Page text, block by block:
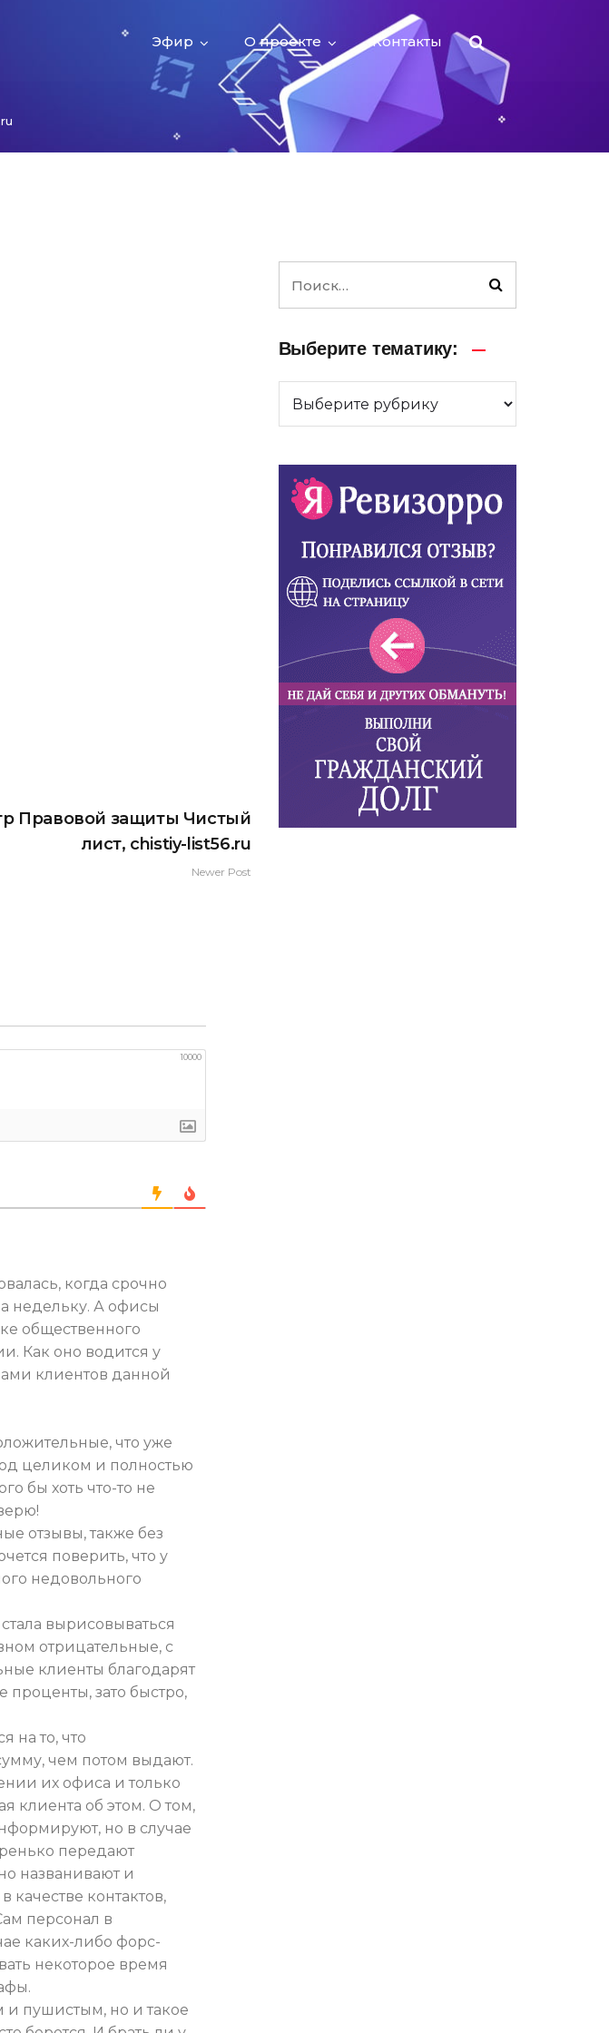
Эфир О проекте Контакты
Правовой защиты Чистый
лист, chistiy-list56.ru
Newer Post
10000
когда срочно
недельку. А офисы
общественного
Как оно водится у
клиентов данной
что уже
целиком и полностью
бы хоть что-то не
отзывы, также без
поверить, что у
недовольного
вырисовываться
отрицательные, с
клиенты благодарят
проценты, зато быстро,
на то, что
чем потом выдают.
их офиса и только
клиента об этом. О том,
но в случае
передают
названивают и
качестве контактов,
персонал в
каких-либо форс-
некоторое время
пушистым, но и такое
Выберите тематику: